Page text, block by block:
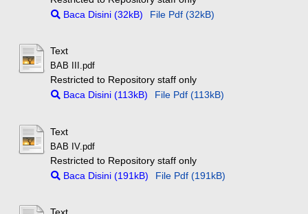
Baca Disini (32kB)
File Pdf (32kB)
Text
BAB III.pdf
Restricted to Repository staff only
Baca Disini (113kB)
File Pdf (113kB)
Text
BAB IV.pdf
Restricted to Repository staff only
Baca Disini (191kB)
File Pdf (191kB)